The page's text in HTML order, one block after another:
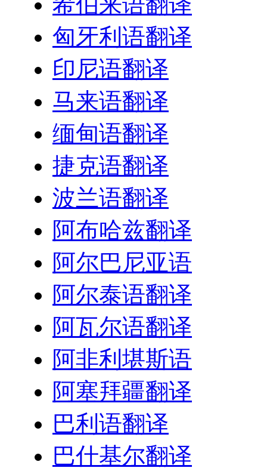
匈牙利语翻译
印尼语翻译
马来语翻译
缅甸语翻译
捷克语翻译
波兰语翻译
阿布哈兹翻译
阿尔巴尼亚语
阿尔泰语翻译
阿瓦尔语翻译
阿非利堪斯语
阿塞拜疆翻译
巴利语翻译
巴什基尔翻译